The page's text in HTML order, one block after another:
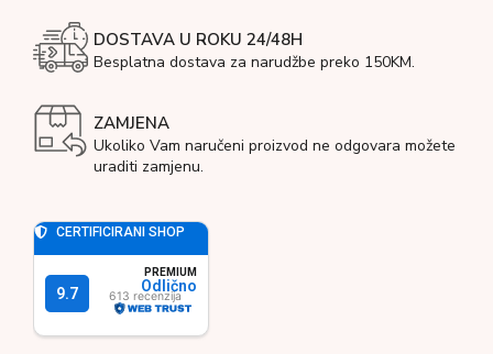
DOSTAVA U ROKU 24/48H
Besplatna dostava za narudžbe preko 150KM.
ZAMJENA
Ukoliko Vam naručeni proizvod ne odgovara možete
uraditi zamjenu.